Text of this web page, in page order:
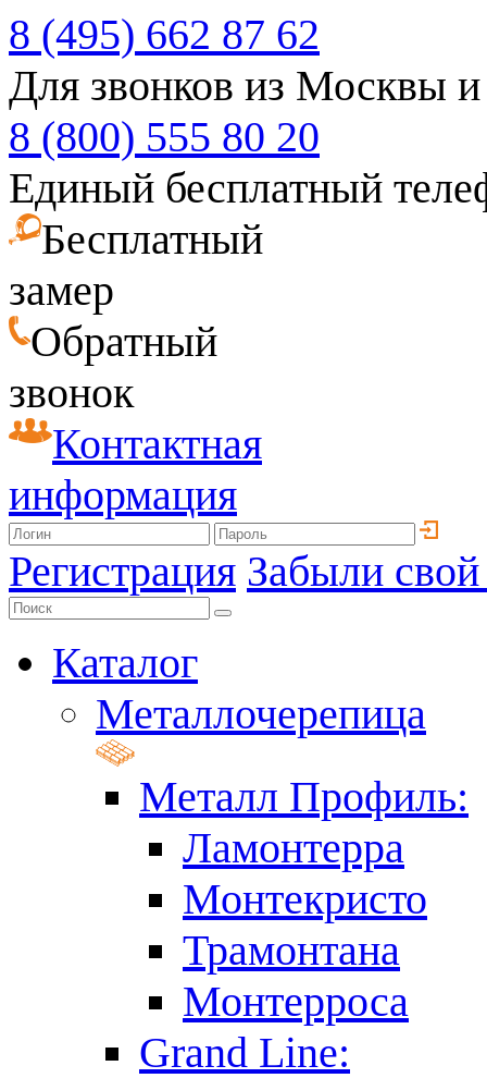
8 (495) 662 87 62
Для звонков из Москвы
8 (800) 555 80 20
Единый бесплатный
Бесплатный
замер
Обратный
звонок
Контактная
информация
Регистрация Забыли
Каталог
Металлочерепица
Металл Профиль:
Ламонтерра
Монтекристо
Трамонтана
Монтерроса
Grand Line: